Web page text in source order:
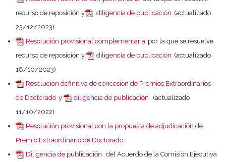
recurso de reposición y
diligencia de publicación (actualizado
23/12/2023)
Resolución provisional complementaria por la que se resuelve
recurso de reposición y
diligencia de publicación (actualizado
18/10/2023)
Resolución definitiva de concesión de Premios Extraordinarios
de Doctorado y diligencia de publicación
(actualizado
11/10/2022)
Resolución provisional con la propuesta de adjudicación de
Premio Extraordinario de Doctorado
Diligencia de publicación del Acuerdo de la Comisión Ejecutiva